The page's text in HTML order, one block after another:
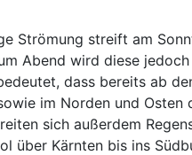
Strömung streift am
Abend wird diese
dass bereits ab
im Norden und Osten
sich außerdem
über Kärnten bis ins